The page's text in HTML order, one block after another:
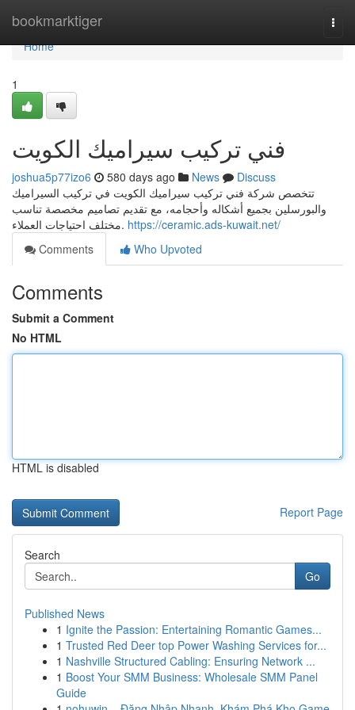
bookmarktiger
Home
Home
1
فني تركيب سيراميك الكويت
joshua5p77izo6 580 days ago News
Discuss
تتخصص شركة فني تركيب سيراميك الكويت في تركيب السيراميك
والبورسلين بجميع أشكاله وأحجامه، مع تقديم تصاميم مخصصة تناسب
مختلف احتياجات العملاء. https://ceramic.ads-kuwait.net/
Comments
Who Upvoted
Comments
Submit a Comment
No HTML
HTML is disabled
Report Page
Search
Go
Published News
1 Ignite the Passion: Entertaining Romantic Games...
1 Trusted Red Deer top Power Washing Services for...
1 Nashville Structured Cabling: Ensuring Network ...
1 Boost Your SMM Business: Wholesale SMM Panel
Guide